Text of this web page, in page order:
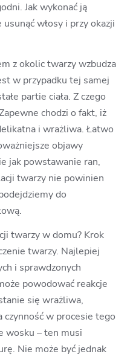
Jak wykonać ją
włosy i przy okazji
z okolic twarzy wzbudza
w przypadku tej samej
partie ciała. Z czego
chodzi o fakt, iż
i wrażliwa. Łatwo
objawy
jak powstawanie ran,
twarzy nie powinien
do
twarzy w domu? Krok
twarzy. Najlepiej
i sprawdzonych
powodować reakcje
się wrażliwa,
czynność w procesie tego
wosku – ten musi
Nie może być jednak